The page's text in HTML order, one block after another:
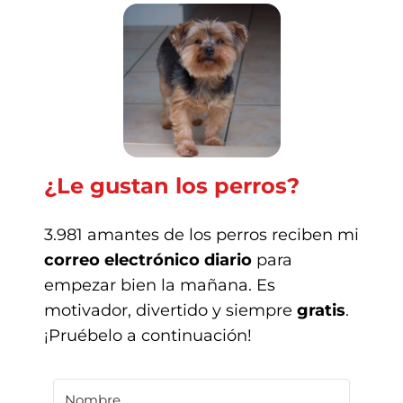
¿Le gustan los perros?
3.981 amantes de los perros reciben mi
correo electrónico diario para
empezar bien la mañana. Es
motivador, divertido y siempre gratis.
¡Pruébelo a continuación!